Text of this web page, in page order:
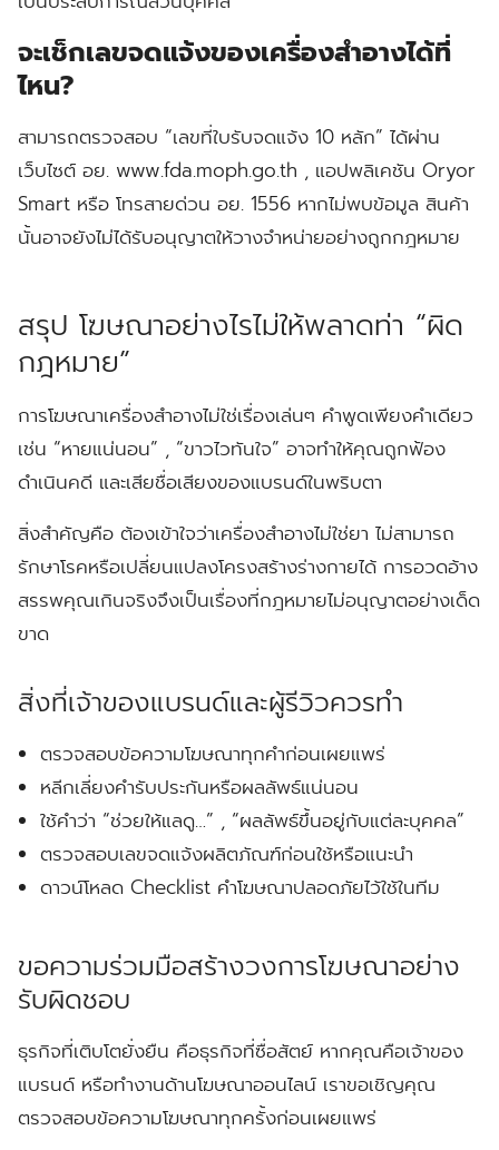
จะเช็กเลขจดแจ้งของเครื่องสำอางได้ที่
ไหน?
สามารถตรวจสอบ “เลขที่ใบรับจดแจ้ง 10 หลัก” ได้ผ่าน
เว็บไซต์ อย. www.fda.moph.go.th , แอปพลิเคชัน Oryor
Smart หรือ โทรสายด่วน อย. 1556 หากไม่พบข้อมูล สินค้า
นั้นอาจยังไม่ได้รับอนุญาตให้วางจำหน่ายอย่างถูกกฎหมาย
สรุป โฆษณาอย่างไรไม่ให้พลาดท่า “ผิด
กฎหมาย”
การโฆษณาเครื่องสำอางไม่ใช่เรื่องเล่นๆ คำพูดเพียงคำเดียว
เช่น “หายแน่นอน” , “ขาวไวทันใจ” อาจทำให้คุณถูกฟ้อง
ดำเนินคดี และเสียชื่อเสียงของแบรนด์ในพริบตา
สิ่งสำคัญคือ ต้องเข้าใจว่าเครื่องสำอางไม่ใช่ยา ไม่สามารถ
รักษาโรคหรือเปลี่ยนแปลงโครงสร้างร่างกายได้ การอวดอ้าง
สรรพคุณเกินจริงจึงเป็นเรื่องที่กฎหมายไม่อนุญาตอย่างเด็ด
ขาด
สิ่งที่เจ้าของแบรนด์และผู้รีวิวควรทำ
ตรวจสอบข้อความโฆษณาทุกคำก่อนเผยแพร่
หลีกเลี่ยงคำรับประกันหรือผลลัพธ์แน่นอน
ใช้คำว่า “ช่วยให้แลดู…” , “ผลลัพธ์ขึ้นอยู่กับแต่ละบุคคล”
ตรวจสอบเลขจดแจ้งผลิตภัณฑ์ก่อนใช้หรือแนะนำ
ดาวน์โหลด Checklist คำโฆษณาปลอดภัยไว้ใช้ในทีม
ขอความร่วมมือสร้างวงการโฆษณาอย่าง
รับผิดชอบ
ธุรกิจที่เติบโตยั่งยืน คือธุรกิจที่ซื่อสัตย์ หากคุณคือเจ้าของ
แบรนด์ หรือทำงานด้านโฆษณาออนไลน์ เราขอเชิญคุณ
ตรวจสอบข้อความโฆษณาทุกครั้งก่อนเผยแพร่